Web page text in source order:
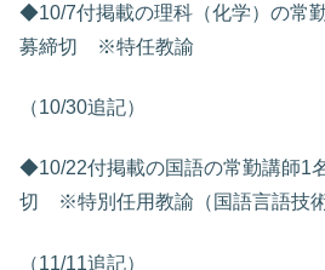
◆10/7付掲載の理科（化学）の常
募締切 ※特任教諭
（10/30追記）
◆10/22付掲載の国語の常勤講師1
切 ※特別任用教諭（国語言語技術
（11/11追記）